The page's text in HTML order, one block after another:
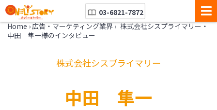
03-6821-7872
Home ›広告・マーケティング業界 › 株式会社シスプライマリー・
中田 隼一様のインタビュー
株式会社シスプライマリー
中田 隼一